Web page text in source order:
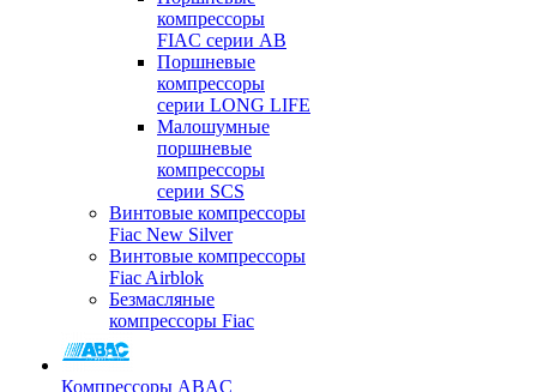
компрессоры
FIAC серии AB
Поршневые
компрессоры
серии LONG LIFE
Малошумные
поршневые
компрессоры
серии SCS
Винтовые компрессоры
Fiac New Silver
Винтовые компрессоры
Fiac Airblok
Безмасляные
компрессоры Fiac
Компрессоры ABAC